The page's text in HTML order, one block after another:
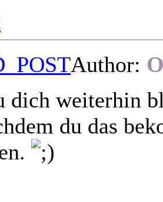
Author:
dich weiterhin
du das